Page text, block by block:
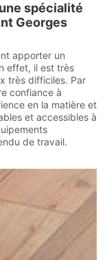
spécialité
Georges
apporter un
effet, il est très
très difficiles. Par
confiance à
en la matière et
et accessibles à
de travail.